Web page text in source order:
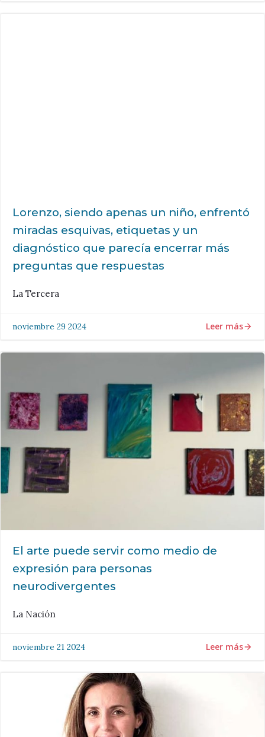
Lorenzo, siendo apenas un niño, enfrentó
miradas esquivas, etiquetas y un
diagnóstico que parecía encerrar más
preguntas que respuestas
La Tercera
noviembre 29 2024 Leer más
El arte puede servir como medio de
expresión para personas
neurodivergentes
La Nación
noviembre 21 2024 Leer más